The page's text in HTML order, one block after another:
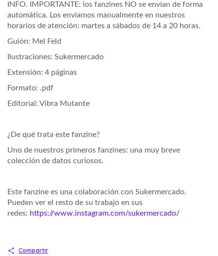
INFO. IMPORTANTE: los fanzines NO se envían de forma
automática. Los enviamos manualmente en nuestros
horarios de atención: martes a sábados de 14 a 20 horas.
Guión: Mel Feld
Ilustraciones: Sukermercado
Extensión: 4 páginas
Formato: .pdf
Editorial: Vibra Mutante
¿De qué trata este fanzine?
Uno de nuestros primeros fanzines: una muy breve
colección de datos curiosos.
Este fanzine es una colaboración con Sukermercado.
Pueden ver el resto de su trabajo en sus
redes: https://www.instagram.com/sukermercado/
Compartir